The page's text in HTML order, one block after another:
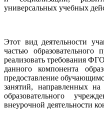
универсальных учебных
Этот вид деятельности
частью
реализовать требования
данного компонента
предоставление
занятий, направленных на
образовательного
внеурочной деятельности